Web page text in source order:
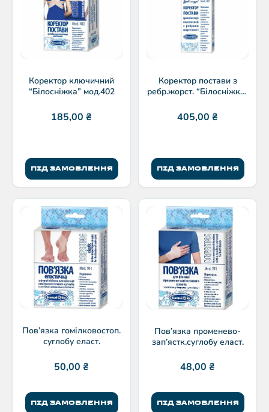
Коректор ключичний
“Білосніжка” мод.402
185,00 ₴
ПІД ЗАМОВЛЕННЯ
Коректор постави з
ребр.жорст. “Білосніжка”
405,00 ₴
ПІД ЗАМОВЛЕННЯ
Пов’язка гомілковостоп.
суглобу еласт.
50,00 ₴
ПІД ЗАМОВЛЕННЯ
Пов’язка променево-
зап’ястк.суглобу еласт.
48,00 ₴
ПІД ЗАМОВЛЕННЯ